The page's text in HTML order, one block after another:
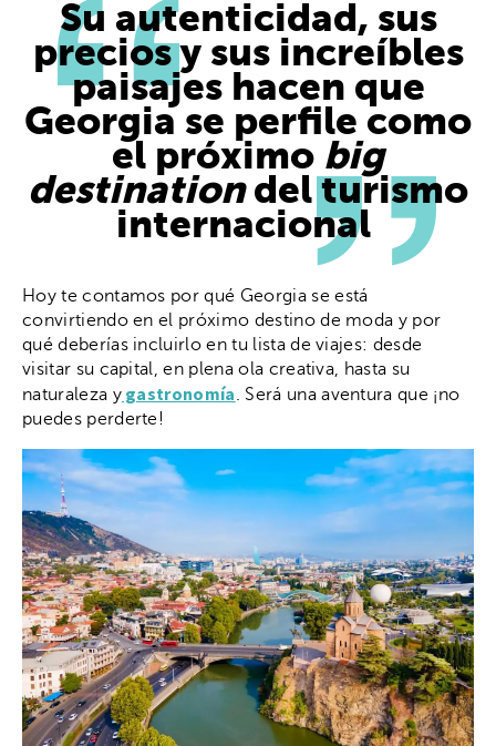
Su autenticidad, sus
precios y sus increíbles
paisajes hacen que
Georgia se perfile como
el próximo big
destinationdel turismo
internacional
Hoy te contamos por qué Georgia se está
convirtiendo en el próximo destino de moda y por
qué deberías incluirlo en tu lista de viajes: desde
visitar su capital, en plena ola creativa, hasta su
naturaleza ygastronomía. Será una aventura que ¡no
puedes perderte!